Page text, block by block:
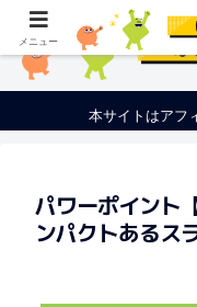
本サイトはアフ
パワーポイント
ンパクトあるス
メニュー